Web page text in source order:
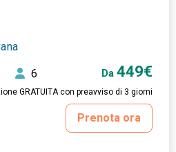
6 Da 449€
GRATUITA con preavviso di 3 giorni
Prenota ora